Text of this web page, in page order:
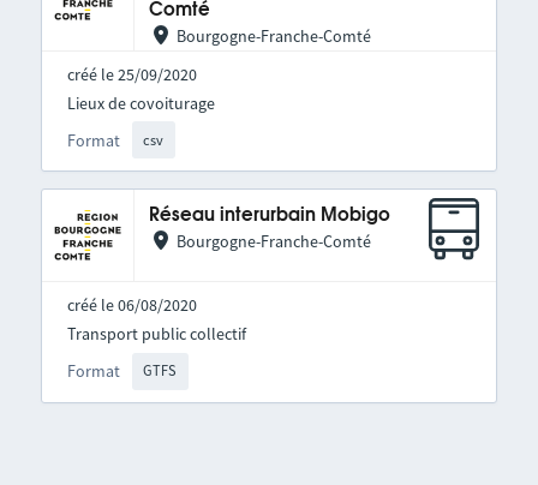
Comté
Bourgogne-Franche-Comté
créé le 25/09/2020
Format csv
Lieux de covoiturage
Réseau interurbain Mobigo
Bourgogne-Franche-Comté
créé le 06/08/2020
Format GTFS
Transport public collectif